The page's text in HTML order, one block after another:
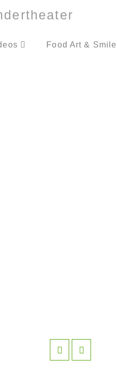
Food Art & Smile